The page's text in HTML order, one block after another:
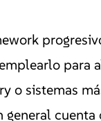
para
o sistemas
general cuenta